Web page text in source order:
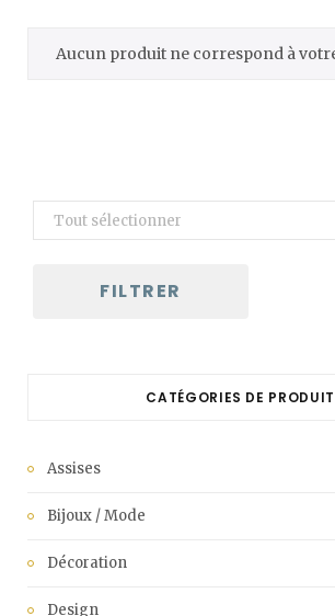
Aucun produit ne correspond à
FILTRER
CATÉGORIES DE
Assises
Bijoux / Mode
Décoration
Design